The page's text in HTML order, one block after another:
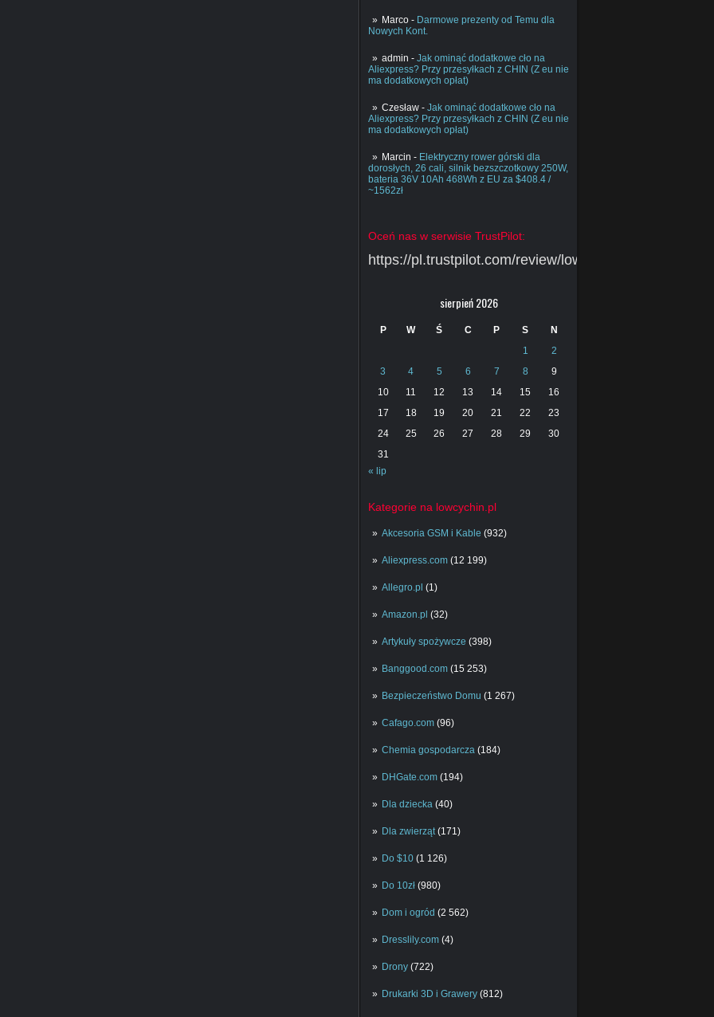
Marco - Darmowe prezenty od Temu dla
Nowych Kont.
admin - Jak ominąć dodatkowe cło na
Aliexpress? Przy przesyłkach z CHIN (Z eu nie
ma dodatkowych opłat)
Czesław - Jak ominąć dodatkowe cło na
Aliexpress? Przy przesyłkach z CHIN (Z eu nie
ma dodatkowych opłat)
Marcin - Elektryczny rower górski dla
dorosłych, 26 cali, silnik bezszczotkowy 250W,
bateria 36V 10Ah 468Wh z EU za $408.4 /
~1562zł
Oceń nas w serwisie TrustPilot:
https://pl.trustpilot.com/review/lowcychin.pl
sierpień 2026
P W Ś C P S
N
1
2
3
4 5 6 7 8
9
10
11 12 13 14 15
16
17
18 19 20 21 22
23
24
25 26 27 28 29
30
31
« lip
Kategorie na lowcychin.pl
Akcesoria GSM i Kable (932)
Aliexpress.com (12 199)
Allegro.pl (1)
Amazon.pl (32)
Artykuły spożywcze (398)
Banggood.com (15 253)
Bezpieczeństwo Domu (1 267)
Cafago.com (96)
Chemia gospodarcza (184)
DHGate.com (194)
Dla dziecka (40)
Dla zwierząt(171)
Do $10 (1 126)
Do 10zł (980)
Dom i ogród (2 562)
Dresslily.com (4)
Drony (722)
Drukarki 3D i Grawery (812)